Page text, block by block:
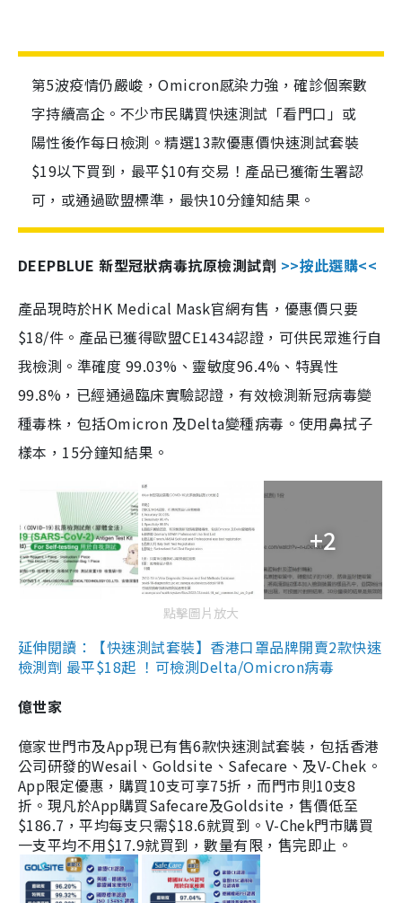
第5波疫情仍嚴峻，Omicron感染力強，確診個案數
字持續高企。不少市民購買快速測試「看門口」或
陽性後作每日檢測。精選13款優惠價快速測試套裝
$19以下買到，最平$10有交易！產品已獲衛生署認
可，或通過歐盟標準，最快10分鐘知結果。
DEEPBLUE 新型冠狀病毒抗原檢測試劑 >>按此選購<<
產品現時於HK Medical Mask官網有售，優惠價只要
$18/件。產品已獲得歐盟CE1434認證，可供民眾進行自
我檢測。準確度 99.03%、靈敏度96.4%、特異性
99.8%，已經通過臨床實驗認證，有效檢測新冠病毒變
種毒株，包括Omicron 及Delta變種病毒。使用鼻拭子
樣本，15分鐘知結果。
+2
點擊圖片放大
延伸閱讀：【快速測試套裝】香港口罩品牌開賣2款快速
檢測劑 最平$18起 ！可檢測Delta/Omicron病毒
億世家
億家世門市及App現已有售6款快速測試套裝，包括香港
公司研發的Wesail、Goldsite、Safecare、及V-Chek。
App限定優惠，購買10支可享75折，而門市則10支8
折。現凡於App購買Safecare及Goldsite，售價低至
$186.7，平均每支只需$18.6就買到。V-Chek門市購買
一支平均不用$17.9就買到，數量有限，售完即止。